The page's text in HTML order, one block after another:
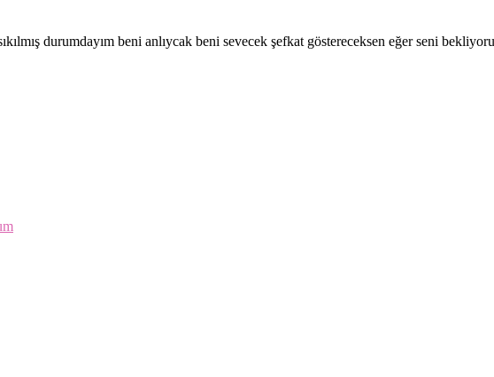
durumdayım beni anlıycak beni sevecek şefkat göstereceksen eğer seni